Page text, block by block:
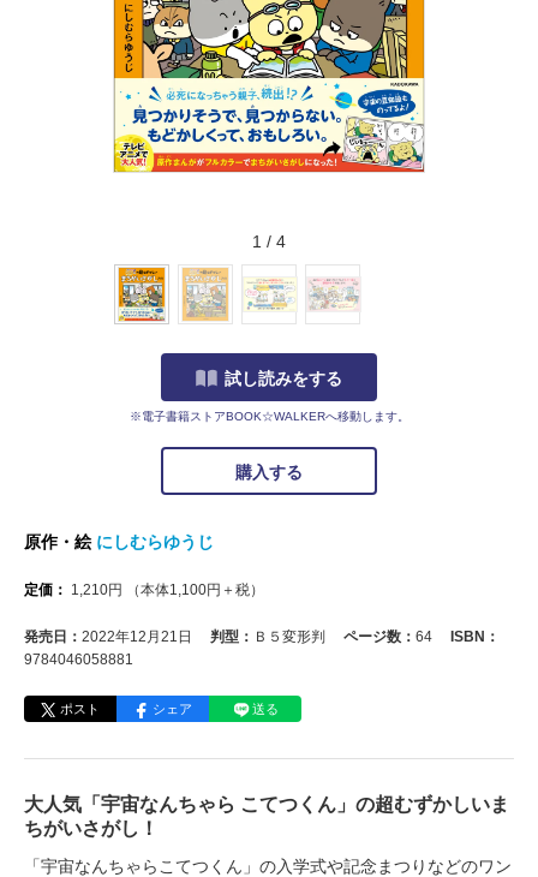
1 / 4
試し読みをする
※電子書籍ストアBOOK☆WALKERへ移動します。
購入する
原作・絵 にしむらゆうじ
定価： 1,210円 （本体1,100円＋税）
発売日： 2022年12月21日 判型： Ｂ５変形判 ページ数： 64
ISBN：
9784046058881
ポスト シェア 送る
大人気「宇宙なんちゃら こてつくん」の超むずかしいま
ちがいさがし！
「宇宙なんちゃらこてつくん」の入学式や記念まつりなどのワン